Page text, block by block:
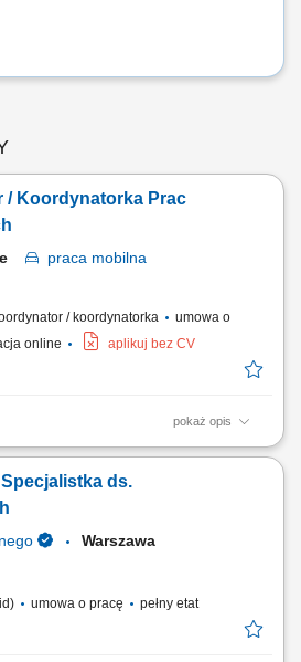
/ Koordynatorka Prac
praca mobilna
/ koordynatorka
umowa o
online aplikuj bez CV
pokaż opis
pracy zespołu oraz nadzorowanie
Delegowanie obowiązków,
i rozwiązywanie bieżących problemów.
BHP oraz właściwe użytkowanie
ds.
Warszawa
umowa o pracę pełny etat